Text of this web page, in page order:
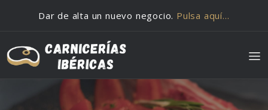
Dar de alta un nuevo negocio. Pulsa aquí…